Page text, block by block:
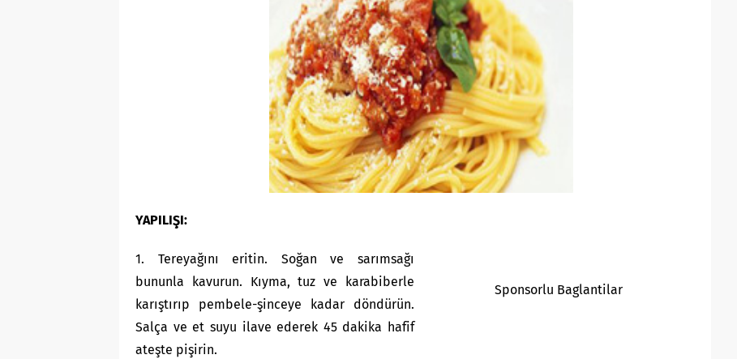
YAPILIŞI:
Sponsorlu Baglantilar
1. Tereyağını eritin. Soğan ve sarımsağı
bununla kavurun. Kıyma, tuz ve karabiberle
karıştırıp pembele-şinceye kadar döndürün.
Salça ve et suyu ilave ederek 45 dakika hafif
ateşte pişirin.